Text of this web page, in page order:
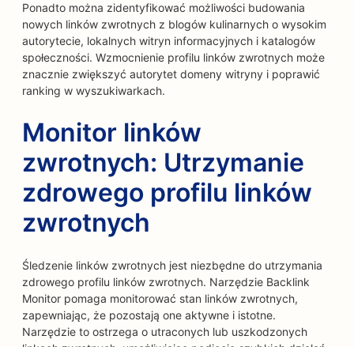
Ponadto można zidentyfikować możliwości budowania
nowych linków zwrotnych z blogów kulinarnych o wysokim
autorytecie, lokalnych witryn informacyjnych i katalogów
społeczności. Wzmocnienie profilu linków zwrotnych może
znacznie zwiększyć autorytet domeny witryny i poprawić
ranking w wyszukiwarkach.
Monitor linków
zwrotnych: Utrzymanie
zdrowego profilu linków
zwrotnych
Śledzenie linków zwrotnych jest niezbędne do utrzymania
zdrowego profilu linków zwrotnych. Narzędzie Backlink
Monitor pomaga monitorować stan linków zwrotnych,
zapewniając, że pozostają one aktywne i istotne.
Narzędzie to ostrzega o utraconych lub uszkodzonych